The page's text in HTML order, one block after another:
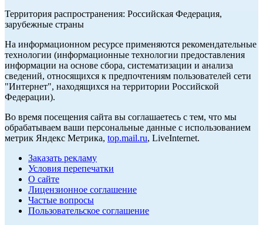
Территория распространения: Российская Федерация,
зарубежные страны
На информационном ресурсе применяются рекомендательные
технологии (информационные технологии предоставления
информации на основе сбора, систематизации и анализа
сведений, относящихся к предпочтениям пользователей сети
"Интернет", находящихся на территории Российской
Федерации).
Во время посещения сайта вы соглашаетесь с тем, что мы
обрабатываем ваши персональные данные с использованием
метрик Яндекс Метрика, top.mail.ru, LiveInternet.
Заказать рекламу
Условия перепечатки
О сайте
Лицензионное соглашение
Частые вопросы
Пользовательское соглашение